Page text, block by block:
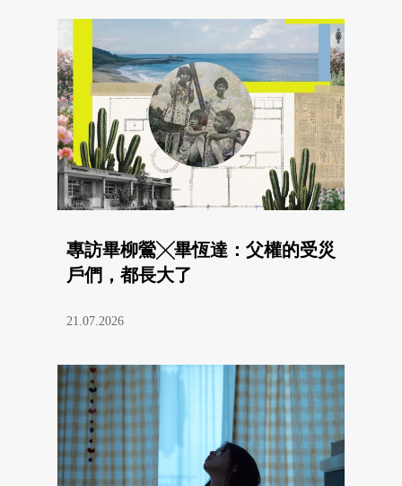
專訪畢柳鶯╳畢恆達：父權的受災
戶們，都長大了
21.07.2026